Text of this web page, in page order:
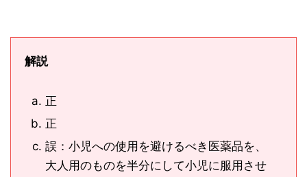
解説
正
正
誤：小児への使用を避けるべき医薬品を、
大人用のものを半分にして小児に服用させ